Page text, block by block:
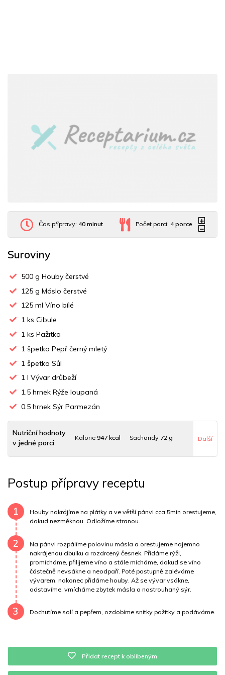
Čas přípravy:40 minut Počet porcí:4 porce
Suroviny
500 g Houby čerstvé
125 g Máslo čerstvé
125 ml Víno bílé
1 ks Cibule
1 ks Pažitka
1 špetka Pepř černý mletý
1 špetka Sůl
1 l Vývar drůbeží
1.5 hrnek Rýže loupaná
0.5 hrnek Sýr Parmezán
Nutriční hodnoty
v jedné porci
Kalorie 947 kcal Sacharidy 72 g
Uhlovodany72 g Cholesterol48.6 mg
Draslík 819.6 mg Vláknina 13892.2 mg
Vitamín B120 mg Vitamín C19.6 mg
Vitamín E0.1 mg Vápník0 mg Železo42.6 mg
Další
Postup přípravy receptu
1
Houby nakrájíme na plátky a ve větší pánvi cca 5min orestujeme,
dokud nezměknou. Odložíme stranou.
2
Na pánvi rozpálíme polovinu másla a orestujeme najemno
nakrájenou cibulku a rozdrcený česnek. Přidáme rýži,
promícháme, přilijeme víno a stále mícháme, dokud se víno
částečně nevsákne a neodpaří. Poté postupně zaléváme
vývarem, nakonec přidáme houby. Až se vývar vsákne,
odstavíme, vmícháme zbytek másla a nastrouhaný sýr.
3 Dochutíme solí a pepřem, ozdobíme snítky pažitky a podáváme.
Přidat recept k oblíbeným